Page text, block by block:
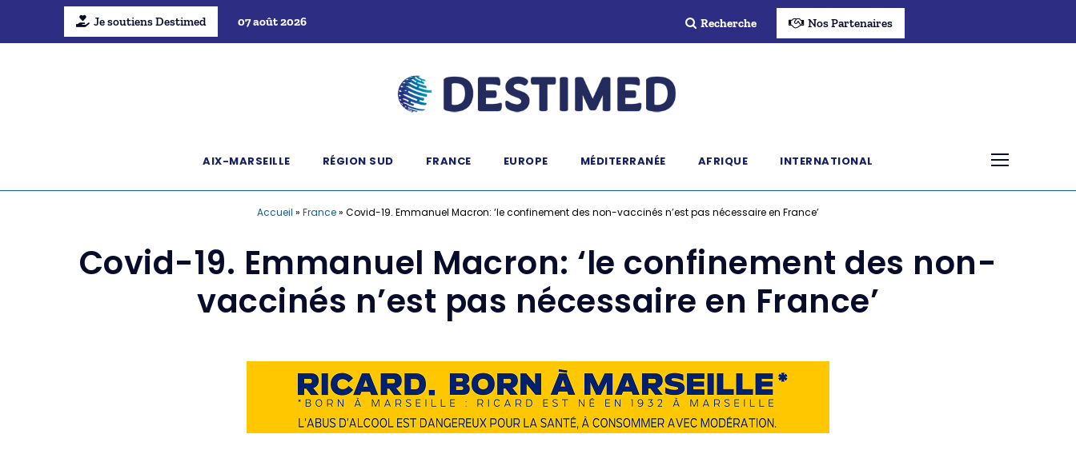
Je soutiens Destimed 07 août 2026 Recherche Nos Partenaires
AIX-MARSEILLE RÉGION SUD FRANCE EUROPE MÉDITERRANÉE AFRIQUE INTERNATIONAL
Accueil » France» Covid-19. Emmanuel Macron: ‘le confinement des non-vaccinés n’est pas nécessaire en France’
Covid-19. Emmanuel Macron: ‘le confinement des non-
vaccinés n’est pas nécessaire en France’